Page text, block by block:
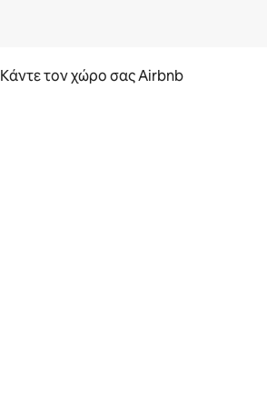
Κάντε τον χώρο σας Airbnb